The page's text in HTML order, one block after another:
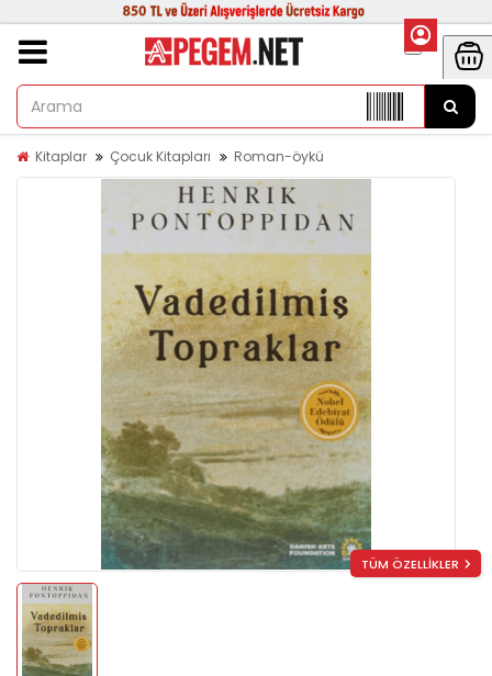
Kitaplar Çocuk Kitapları Roman-öykü
TÜM ÖZELLİKLER